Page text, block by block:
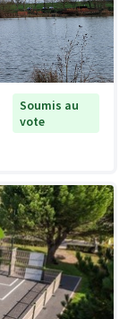
Soumis au
vote